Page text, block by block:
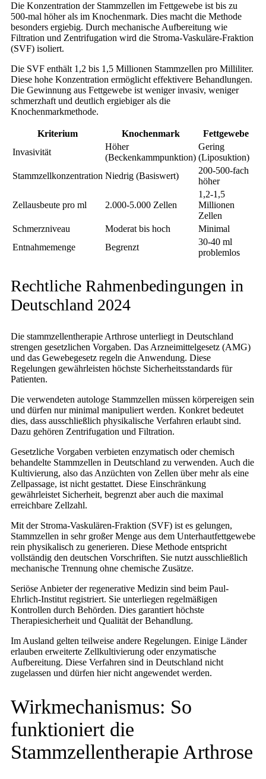
Die Konzentration der Stammzellen im Fettgewebe ist bis zu
500-mal höher als im Knochenmark. Dies macht die Methode
besonders ergiebig. Durch mechanische Aufbereitung wie
Filtration und Zentrifugation wird die Stroma-Vaskuläre-Fraktion
(SVF) isoliert.
Die SVF enthält 1,2 bis 1,5 Millionen Stammzellen pro Milliliter.
Diese hohe Konzentration ermöglicht effektivere Behandlungen.
Die Gewinnung aus Fettgewebe ist weniger invasiv, weniger
schmerzhaft und deutlich ergiebiger als die
Knochenmarkmethode.
Kriterium Knochenmark
Fettgewebe
Invasivität
Höher
(Beckenkammpunktion)
Gering
(Liposuktion)
Stammzellkonzentration Niedrig (Basiswert)
200-500-fach
höher
Zellausbeute pro ml 2.000-5.000 Zellen
1,2-1,5
Millionen
Zellen
Schmerzniveau
Moderat bis hoch
Minimal
Entnahmemenge
Begrenzt
30-40 ml
problemlos
Rechtliche Rahmenbedingungen in
Deutschland 2024
Die stammzellentherapie Arthrose unterliegt in Deutschland
strengen gesetzlichen Vorgaben. Das Arzneimittelgesetz (AMG)
und das Gewebegesetz regeln die Anwendung. Diese
Regelungen gewährleisten höchste Sicherheitsstandards für
Patienten.
Die verwendeten autologe Stammzellen müssen körpereigen sein
und dürfen nur minimal manipuliert werden. Konkret bedeutet
dies, dass ausschließlich physikalische Verfahren erlaubt sind.
Dazu gehören Zentrifugation und Filtration.
Gesetzliche Vorgaben verbieten enzymatisch oder chemisch
behandelte Stammzellen in Deutschland zu verwenden. Auch die
Kultivierung, also das Anzüchten von Zellen über mehr als eine
Zellpassage, ist nicht gestattet. Diese Einschränkung
gewährleistet Sicherheit, begrenzt aber auch die maximal
erreichbare Zellzahl.
Mit der Stroma-Vaskulären-Fraktion (SVF) ist es gelungen,
Stammzellen in sehr großer Menge aus dem Unterhautfettgewebe
rein physikalisch zu generieren. Diese Methode entspricht
vollständig den deutschen Vorschriften. Sie nutzt ausschließlich
mechanische Trennung ohne chemische Zusätze.
Seriöse Anbieter der regenerative Medizin sind beim Paul-
Ehrlich-Institut registriert. Sie unterliegen regelmäßigen
Kontrollen durch Behörden. Dies garantiert höchste
Therapiesicherheit und Qualität der Behandlung.
Im Ausland gelten teilweise andere Regelungen. Einige Länder
erlauben erweiterte Zellkultivierung oder enzymatische
Aufbereitung. Diese Verfahren sind in Deutschland nicht
zugelassen und dürfen hier nicht angewendet werden.
Wirkmechanismus: So
funktioniert die
Stammzellentherapie Arthrose